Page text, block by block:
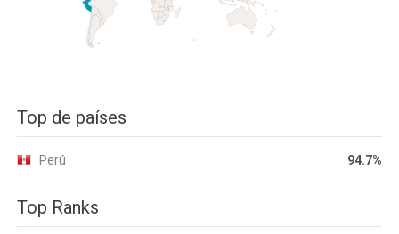
Top de países
Perú 94.7%
Top Ranks